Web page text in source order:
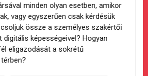
minden olyan esetben, amikor
vagy egyszerűen csak kérdésük
össze a személyes szakértői
digitális képességeivel? Hogyan
eligazodását a sokrétű